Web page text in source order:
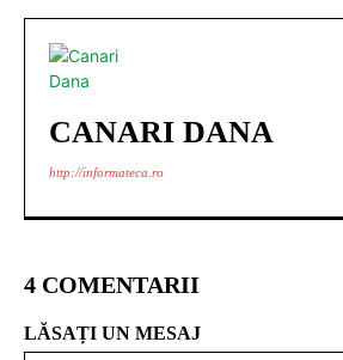
CANARI DANA
http://informateca.ro
4 COMENTARII
LĂSAȚI UN MESAJ